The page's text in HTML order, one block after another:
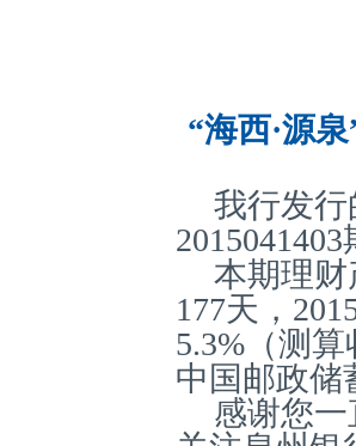
“海西·源
我行发行
本期理财
177天，
5.3%（测
中国邮政储
感谢您